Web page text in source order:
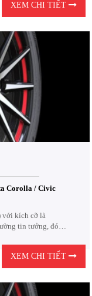
XEM CHI TIẾT
Corolla / Civic
với kích cỡ là
tin tưởng, đón
XEM CHI TIẾT